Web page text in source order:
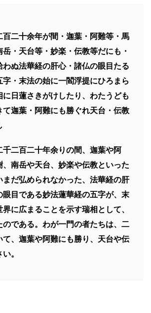
百二十余年が間・迦葉・阿難等・馬
・天台等・妙楽・伝教等だにも・
わぬ法華経の肝心・諸仏の眼目たる
・末法の始に一閻浮提にひろまら
日蓮さきがけしたり、わたうども
て迦葉・阿難にも勝ぐれ天台・伝教
千二百二十年余りの間、迦葉や阿
南岳や天台、妙楽や伝教といった
まだ弘められなかった、法華経の肝
眼目である妙法蓮華経の五字が、末
に広まることを示す瑞相として、
のである。わが一門の者たちは、二
て、迦葉や阿難にも勝り、天台や伝
。